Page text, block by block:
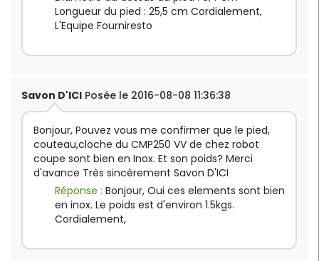
Longueur du pied : 25,5 cm Cordialement,
L'Equipe Fourniresto
Savon D'ICI Posée le 2016-08-08 11:36:38
Bonjour, Pouvez vous me confirmer que le pied,
couteau,cloche du CMP250 VV de chez robot
coupe sont bien en Inox. Et son poids? Merci
d'avance Très sincèrement Savon D'ICI
Réponse : Bonjour, Oui ces elements sont bien
en inox. Le poids est d'environ 1.5kgs.
Cordialement,